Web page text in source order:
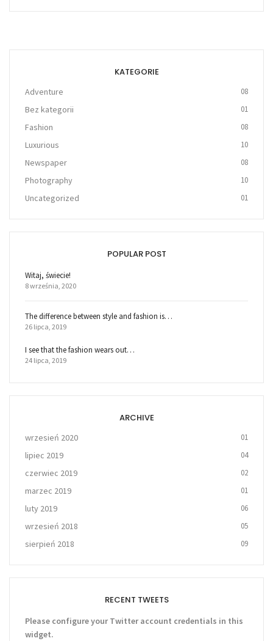
KATEGORIE
Adventure 08
Bez kategorii 01
Fashion 08
Luxurious 10
Newspaper 08
Photography 10
Uncategorized 01
POPULAR POST
Witaj, świecie!
8 września, 2020
The difference between style and fashion is…
26 lipca, 2019
I see that the fashion wears out…
24 lipca, 2019
ARCHIVE
wrzesień 2020 01
lipiec 2019 04
czerwiec 2019 02
marzec 2019 01
luty 2019 06
wrzesień 2018 05
sierpień 2018 09
RECENT TWEETS
Please configure your Twitter account credentials in this
widget.